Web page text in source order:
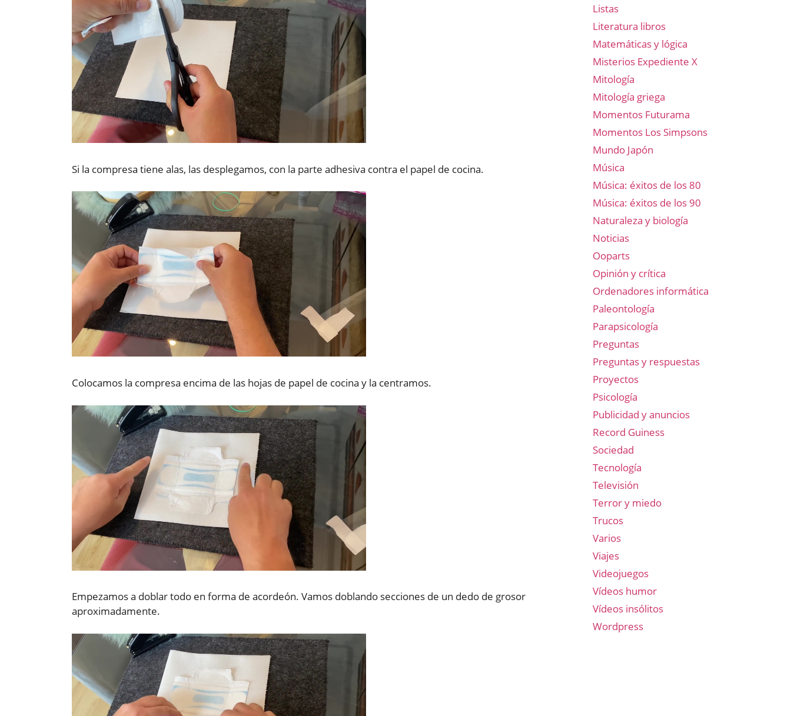
Si la compresa tiene alas, las desplegamos, con la parte adhesiva contra el papel de cocina.
Colocamos la compresa encima de las hojas de papel de cocina y la centramos.
Empezamos a doblar todo en forma de acordeón. Vamos doblando secciones de un dedo de grosor
aproximadamente.
Listas
Literatura libros
Matemáticas y lógica
Misterios Expediente X
Mitología
Mitología griega
Momentos Futurama
Momentos Los Simpsons
Mundo Japón
Música
Música: éxitos de los 80
Música: éxitos de los 90
Naturaleza y biología
Noticias
Ooparts
Opinión y crítica
Ordenadores informática
Paleontología
Parapsicología
Preguntas
Preguntas y respuestas
Proyectos
Psicología
Publicidad y anuncios
Record Guiness
Sociedad
Tecnología
Televisión
Terror y miedo
Trucos
Varios
Viajes
Videojuegos
Vídeos humor
Vídeos insólitos
Wordpress